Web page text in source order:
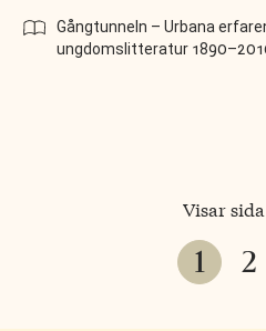
Gångtunneln – Urbana
ungdomslitteratur
Visar
1 2